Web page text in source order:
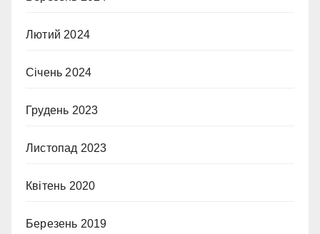
Лютий 2024
Січень 2024
Грудень 2023
Листопад 2023
Квітень 2020
Березень 2019